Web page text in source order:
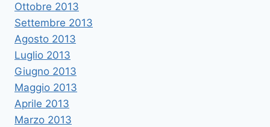
Ottobre 2013
Settembre 2013
Agosto 2013
Luglio 2013
Giugno 2013
Maggio 2013
Aprile 2013
Marzo 2013